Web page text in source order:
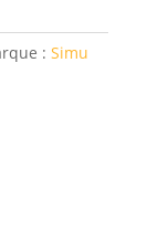
: Simu